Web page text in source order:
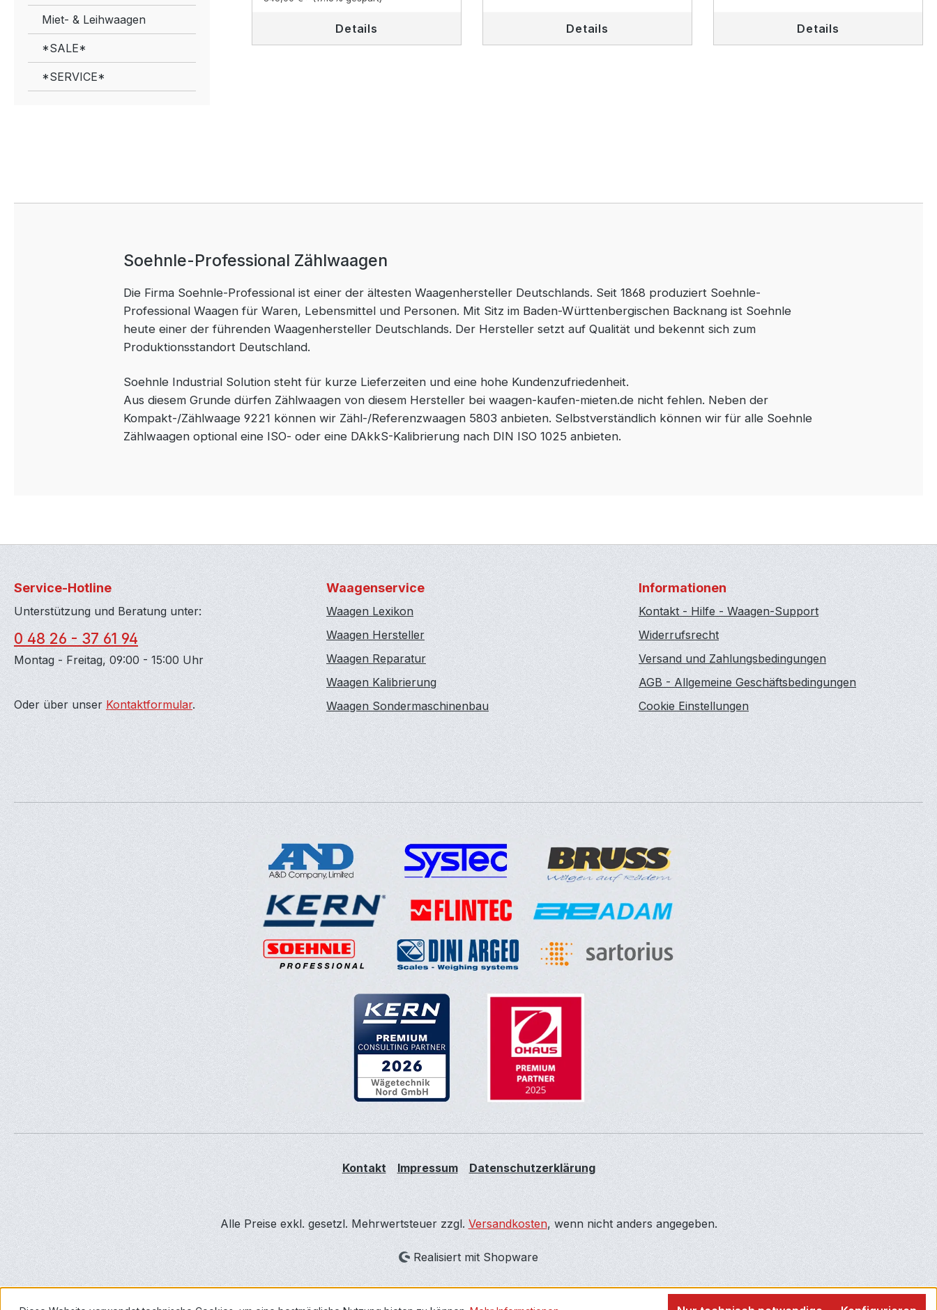
Miet- & Leihwaagen
*SALE*
*SERVICE*
Details Details Details
Soehnle-Professional Zählwaagen
Die Firma Soehnle-Professional ist einer der ältesten Waagenhersteller Deutschlands. Seit 1868 produziert Soehnle-
Professional Waagen für Waren, Lebensmittel und Personen. Mit Sitz im Baden-Württenbergischen Backnang ist Soehnle
heute einer der führenden Waagenhersteller Deutschlands. Der Hersteller setzt auf Qualität und bekennt sich zum
Produktionsstandort Deutschland.
Soehnle Industrial Solution steht für kurze Lieferzeiten und eine hohe Kundenzufriedenheit.
Aus diesem Grunde dürfen Zählwaagen von diesem Hersteller bei waagen-kaufen-mieten.de nicht fehlen. Neben der
Kompakt-/Zählwaage 9221 können wir Zähl-/Referenzwaagen 5803 anbieten. Selbstverständlich können wir für alle Soehnle
Zählwaagen optional eine ISO- oder eine DAkkS-Kalibrierung nach DIN ISO 1025 anbieten.
Service-Hotline
Unterstützung und Beratung unter:
0 48 26 - 37 61 94
Montag - Freitag, 09:00 - 15:00 Uhr
Oder über unser Kontaktformular.
Waagenservice
Waagen Lexikon
Waagen Hersteller
Waagen Reparatur
Waagen Kalibrierung
Waagen Sondermaschinenbau
Informationen
Kontakt - Hilfe - Waagen-Support
Widerrufsrecht
Versand und Zahlungsbedingungen
AGB - Allgemeine Geschäftsbedingungen
Cookie Einstellungen
Kontakt Impressum Datenschutzerklärung
Alle Preise exkl. gesetzl. Mehrwertsteuer zzgl. Versandkosten, wenn nicht anders angegeben.
Realisiert mit Shopware